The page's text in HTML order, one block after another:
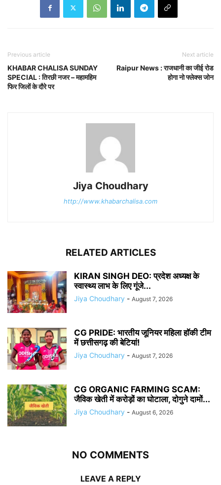
Previous article
KHABAR CHALISA SUNDAY
SPECIAL : तिरछी नजर – महामहिम
फिर जिलों के दौरे पर
Next article
Raipur News : राजधानी का जीई रोड
होगा नो फ्लेक्स जोन
Jiya Choudhary
http://www.khabarchalisa.com
RELATED ARTICLES
KIRAN SINGH DEO: प्रदेश अध्यक्ष के
स्वास्थ्य लाभ के लिए गूंजे...
Jiya Choudhary - August 7, 2026
CG PRIDE: भारतीय जूनियर महिला हॉकी टीम
में छत्तीसगढ़ की बेटियां!
Jiya Choudhary - August 7, 2026
CG ORGANIC FARMING SCAM:
जैविक खेती में करोड़ों का घोटाला, दोगुने दामों...
Jiya Choudhary - August 6, 2026
NO COMMENTS
LEAVE A REPLY